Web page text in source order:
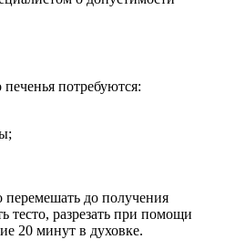
печенья потребуются:
до получения
тесто, разрезать при помощи
20 минут в духовке.